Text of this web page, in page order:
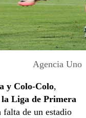
Agencia Uno
y Colo-Colo,
Liga de Primera
falta de un estadio